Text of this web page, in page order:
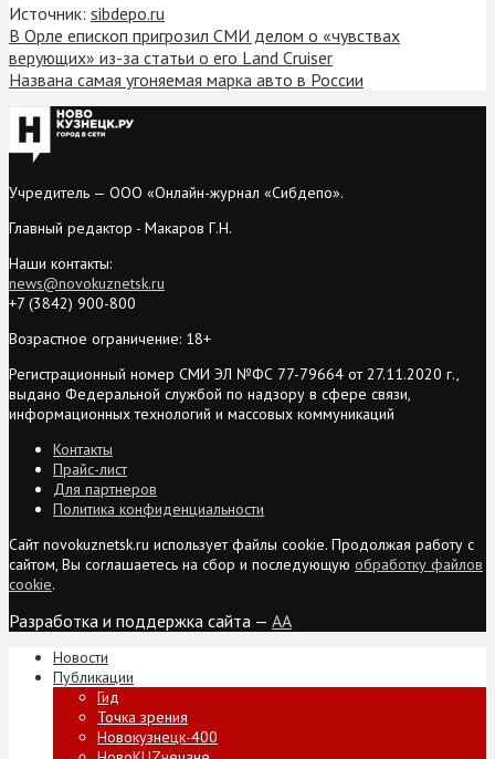
Источник: sibdepo.ru
В Орле епископ пригрозил СМИ делом о «чувствах
верующих» из-за статьи о его Land Cruiser
Названа самая угоняемая марка авто в России
Учредитель — ООО «Онлайн-журнал «Сибдепо».
Главный редактор - Макаров Г.Н.
Наши контакты:
news@novokuznetsk.ru
+7 (3842) 900-800
Возрастное ограничение: 18+
Регистрационный номер СМИ ЭЛ №ФС 77-79664 от 27.11.2020 г.,
выдано Федеральной службой по надзору в сфере связи,
информационных технологий и массовых коммуникаций
Контакты
Прайс-лист
Для партнеров
Политика конфиденциальности
Сайт novokuznetsk.ru использует файлы cookie. Продолжая работу с
сайтом, Вы соглашаетесь на сбор и последующую обработку файлов
cookie.
Разработка и поддержка сайта — AA
Новости
Публикации
Гид
Точка зрения
Новокузнецк-400